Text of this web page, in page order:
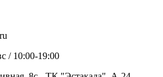
/ 10:00-19:00